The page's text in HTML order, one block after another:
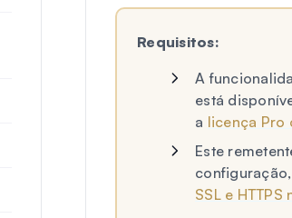
Requisitos:
A
está
a licença Pro
Este
SSL e